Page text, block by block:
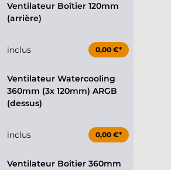
Ventilateur Boîtier 120mm
(arrière)
inclus 0,00 €*
Ventilateur Watercooling
360mm (3x 120mm) ARGB
(dessus)
inclus 0,00 €*
Ventilateur Boîtier 360mm